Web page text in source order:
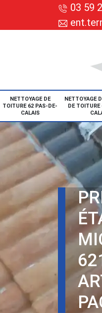
03 59
NETTOYAGE DE
TOITURE 62 PAS-DE-
CALAIS
NETTOYAGE
DE TOITURE